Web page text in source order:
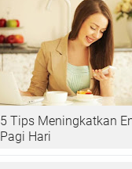
5 Tips Meningkatkan
Pagi Hari